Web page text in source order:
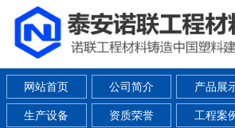
网站首页 公司简介 产品展
生产设备 资质荣誉 工程案